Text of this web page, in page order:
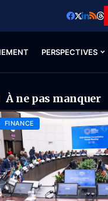
PERSPECTIVES
À ne pas manquer
FINANCE